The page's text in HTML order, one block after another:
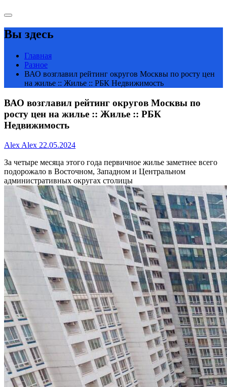
Вы здесь
Главная
Разное
ВАО возглавил рейтинг округов Москвы по росту цен
на жилье :: Жилье :: РБК Недвижимость
ВАО возглавил рейтинг округов Москвы по
росту цен на жилье :: Жилье :: РБК
Недвижимость
Alex Alex 22.05.2024
За четыре месяца этого года первичное жилье заметнее всего
подорожало в Восточном, Западном и Центральном
административных округах столицы